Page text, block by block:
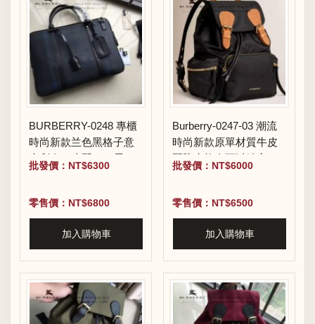
BURBERRY-0248 專櫃
時尚新款兰色黑格子意
大利進口皮配PVC男士
手拎斜挎包
批發價：NT$6300
零售價：NT$6800
加入購物車
Burberry-0247-03 潮流
時尚新款原單材質牛皮
配防水紡布可以繡字中
號雙肩包
批發價：NT$6000
零售價：NT$6500
加入購物車